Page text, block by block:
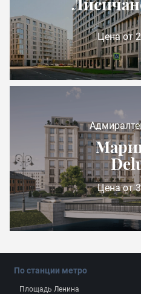
Цена от
Цена от
По станции метро
Площадь Ленина